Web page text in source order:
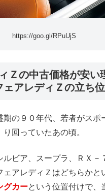
https://goo.gl/RPuUjS
Ｚの中古価格が安い
ェアレディＺの立ち位
期の９０年代、若者がスポ
り回っていたあの頃。
ルビア、スープラ、ＲＸ－
ェアレディＺはどちらかと
グカーという位置付けで、